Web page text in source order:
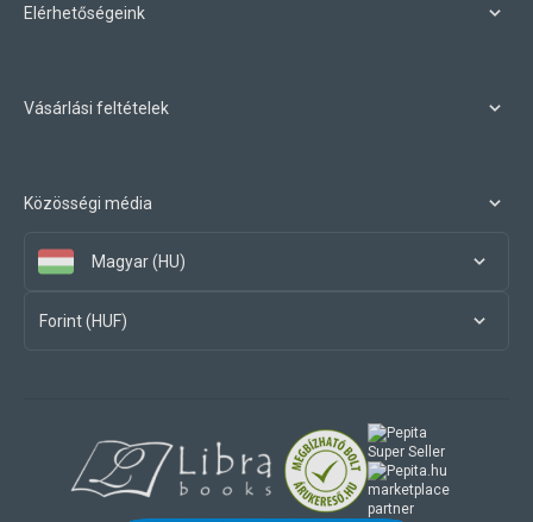
Elérhetőségeink
Vásárlási feltételek
Közösségi média
Magyar (HU)
Forint (HUF)
marketplace
partner